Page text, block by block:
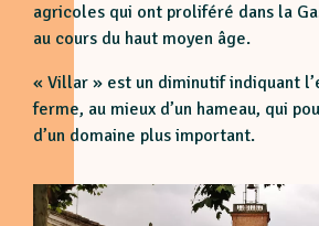
agricoles qui ont proliféré dans la
au cours du haut moyen âge.
« Villar » est un diminutif indiquant
ferme, au mieux d’un hameau, qui
d’un domaine plus important.